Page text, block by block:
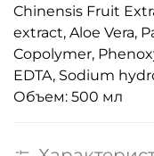
Chinensis Fruit
extract, Aloe Vera,
Copolymer,
EDTA, Sodium
Объем: 500 мл